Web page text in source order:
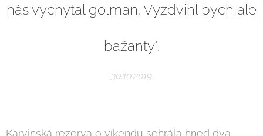
nás vychytal gólman. Vyzdvihl bych ale
bažanty".
30.10.2019
Karvinská rezerva o víkendu sehrála hned dva